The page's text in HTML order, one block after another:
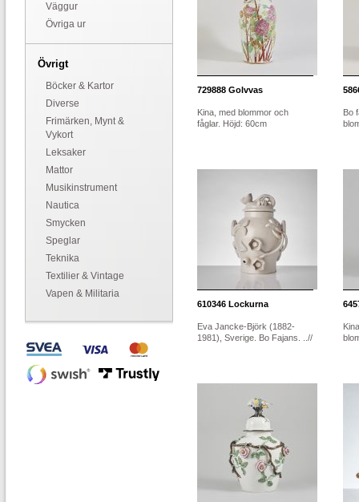
Väggur
Övriga ur
Övrigt
Böcker & Kartor
Diverse
Frimärken, Mynt &
Vykort
Leksaker
Mattor
Musikinstrument
Nautica
Smycken
Speglar
Teknika
Textilier & Vintage
Vapen & Militaria
729888 Golvvas
Kina, med blommor och
fåglar. Höjd: 60cm
Bo
610346 Lockurna
Eva Jancke-Björk (1882-
1981), Sverige. Bo Fajans. ..//